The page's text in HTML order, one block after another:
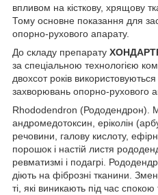
впливом на кісткову, хрящову
Тому основне показання для
опорно-рухового апарату.
До складу препарату
за спеціальною технологією
двохсот років
захворювань опорно-рухового
Rhododendron (Рододендрон).
андромедотоксин, еріколін
речовини, галову кислоту,
порошок і настій листя
ревматизмі і подагрі.
діють на фіброзні тканини.
ті, які виникають під час